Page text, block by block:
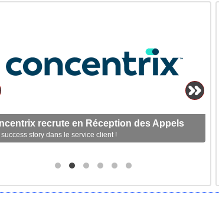
recrute en Réception des Appels
success story dans le service client !